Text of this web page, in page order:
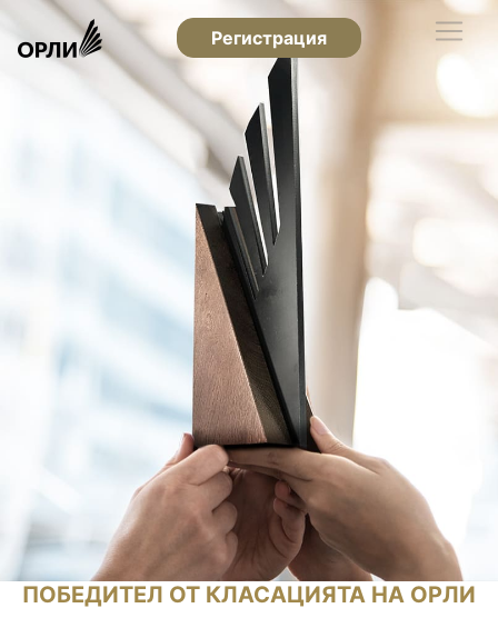
Регистрация
ПОБЕДИТЕЛ ОТ КЛАСАЦИЯТА НА ОРЛИ